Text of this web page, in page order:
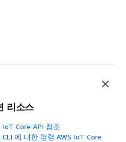
리소스
IoT Core API 참조
CLI 에 대한 명령 AWS IoT Core